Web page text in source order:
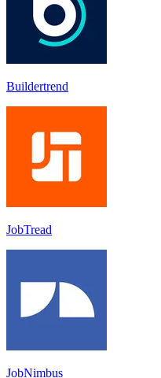
Buildertrend
JobTread
JobNimbus